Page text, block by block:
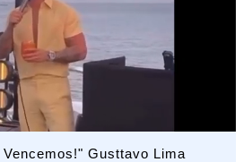
Gusttavo Lima